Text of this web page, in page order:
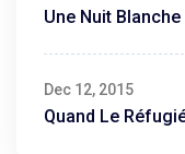
Une Nuit Blanche
Dec 12, 2015
Quand Le